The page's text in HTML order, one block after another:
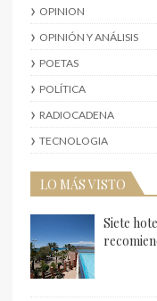
OPINION
OPINIÓN Y ANÁLISIS
POETAS
POLÍTICA
RADIOCADENA
TECNOLOGIA
LO MÁS VISTO
Siete